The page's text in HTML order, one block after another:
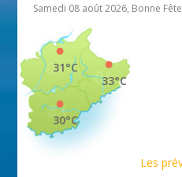
Samedi 08 août 2026, Bonne
33°C
31°C
30°C
Les